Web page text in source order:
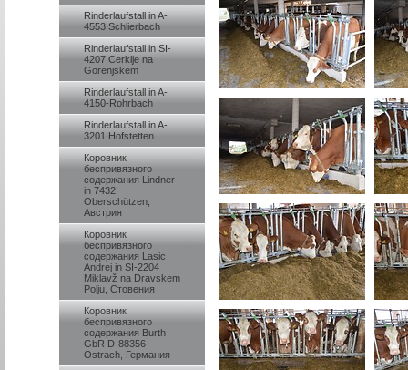
Rinderlaufstall in A-
4553 Schlierbach
Rinderlaufstall in SI-
4207 Cerklje na
Gorenjskem
Rinderlaufstall in A-
4150-Rohrbach
Rinderlaufstall in A-
3201 Hofstetten
Коровник
беспривязного
содержания Lindner
in 7432
Oberschützen,
Австрия
Коровник
беспривязного
содержания Lasic
Andrej in SI-2204
Miklavž na Dravskem
Polju, Стовения
Коровник
беспривязного
содержания Burth
GbR D-88356
Ostrach, Германия